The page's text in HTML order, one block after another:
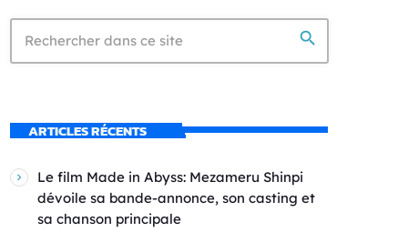
search
ARTICLES RÉCENTS
Le film Made in Abyss: Mezameru Shinpi
dévoile sa bande-annonce, son casting et
sa chanson principale